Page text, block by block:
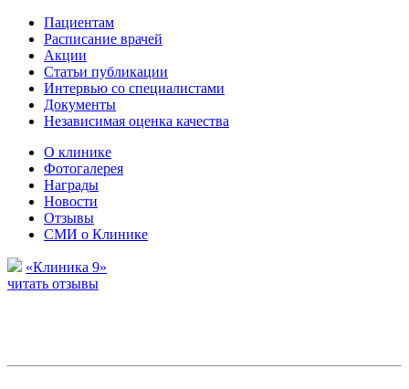
Пациентам
Расписание врачей
Акции
Статьи публикации
Интервью со специалистами
Документы
Независимая оценка качества
О клинике
Фотогалерея
Награды
Новости
Отзывы
СМИ о Клинике
«Клиника 9»
читать отзывы